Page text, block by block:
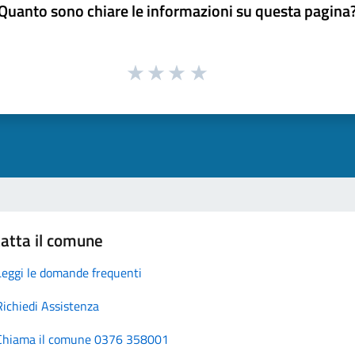
sono chiare le informazioni su questa
il comune
le domande frequenti
Assistenza
il comune 0376 358001